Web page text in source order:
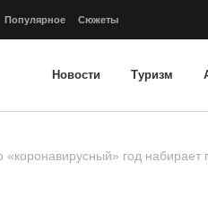
Популярное Сюжеты
Новости Туризм
год набирает